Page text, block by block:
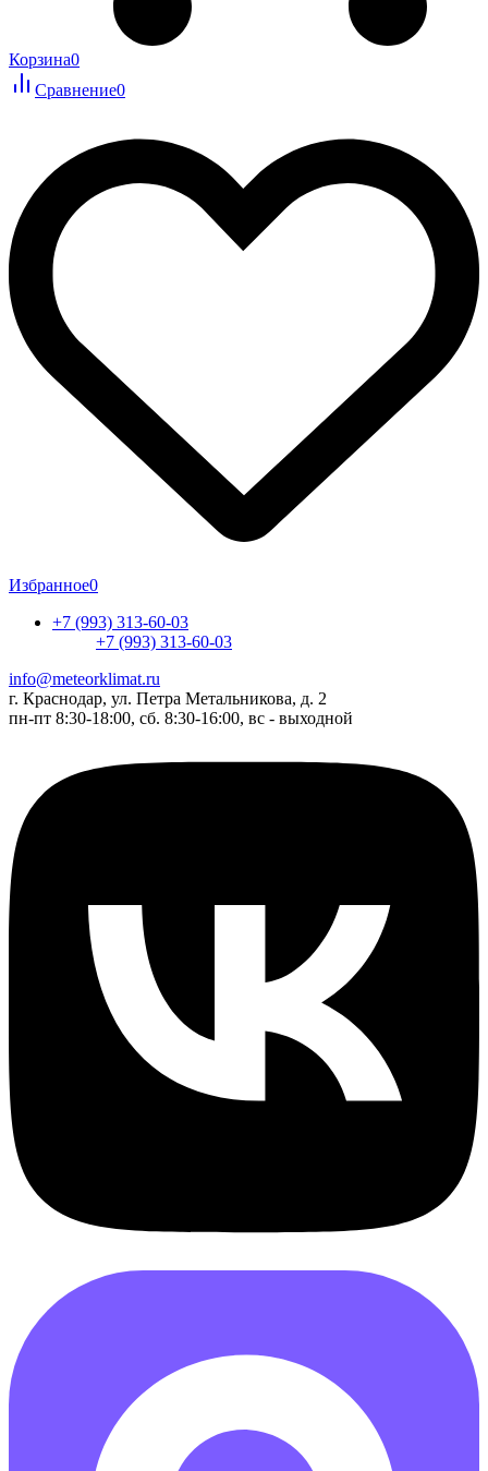
Корзина0
Сравнение0
Избранное0
+7 (993) 313-60-03
+7 (993) 313-60-03
info@meteorklimat.ru
г. Краснодар, ул. Петра Метальникова, д. 2
пн-пт 8:30-18:00, сб. 8:30-16:00, вс - выходной